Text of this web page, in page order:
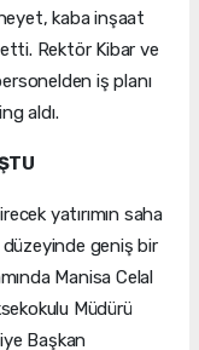
kaba inşaat
Rektör Kibar ve
iş planı
aldı.
yatırımın saha
geniş bir
Manisa Celal
Müdürü
Başkan